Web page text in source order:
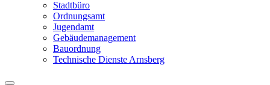
Stadtbüro
Ordnungsamt
Jugendamt
Gebäudemanagement
Bauordnung
Technische Dienste Arnsberg